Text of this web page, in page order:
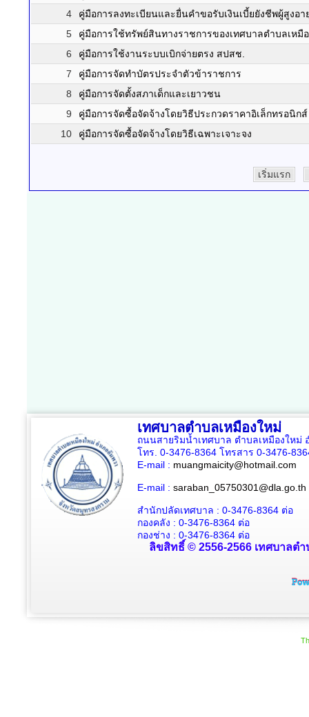
4
คู่มือการลงทะเบียนและยื่นคำขอรับเงินเบี้ยยังชีพผู้สูงอา
5
คู่มือการใช้ทรัพย์สินทางราชการของเทศบาลตำบลเหมื
6
คู่มือการใช้งานระบบเบิกจ่ายตรง สปสช.
7
คู่มือการจัดทำบัตรประจำตัวข้าราชการ
8
คู่มือการจัดตั้งสภาเด็กและเยาวชน
9
คู่มือการจัดซื้อจัดจ้างโดยวิธีประกวดราคาอิเล็กทรอนิกส์
10
คู่มือการจัดซื้อจัดจ้างโดยวิธีเฉพาะเจาะจง
เริ่มแรก
เทศบาลตำบลเหมืองใหม่
ถนนสายริมน้ำเทศบาล ตำบลเหมืองใหม่
โทร. 0-3476-8364 โทรสาร 0-3476-
E-mail : muangmaicity@hotmail.com
E-mail : saraban_05750301@dla.go.th
สำนักปลัดเทศบาล : 0-3476-8364 ต่อ
กองคลัง : 0-3476-8364 ต่อ
กองช่าง : 0-3476-8364 ต่อ
ลิขสิทธิ์ © 2556-2566 เทศบาลต